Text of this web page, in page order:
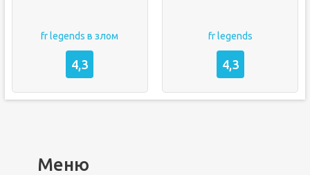
fr legends в злом
4,3
fr legends
4,3
Меню